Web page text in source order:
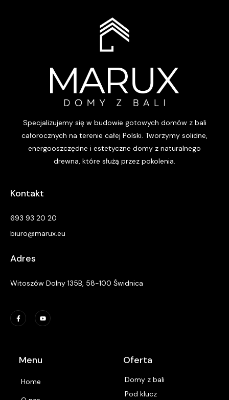
Specjalizujemy się w budowie gotowych domów z bali
całorocznych na terenie całej Polski. Tworzymy solidne,
energooszczędne i estetyczne domy z naturalnego
drewna, które służą przez pokolenia.
Kontakt
693 93 20 20
biuro@marux.eu
Adres
Witoszów Dolny 135B, 58-100 Świdnica
Menu
Home
Oferta
Domy z bali
Pod klucz